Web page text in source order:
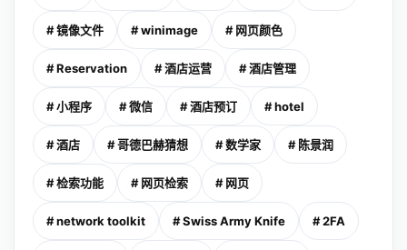
# 镜像文件 # winimage # 网页颜色
# Reservation # 酒店运营 # 酒店管理
# 小程序 # 微信 # 酒店预订 # hotel
# 酒店 # 哥德巴赫猜想 # 数学家 # 陈景润
# 检索功能 # 网页检索 # 网页
# network toolkit # Swiss Army Knife # 2FA